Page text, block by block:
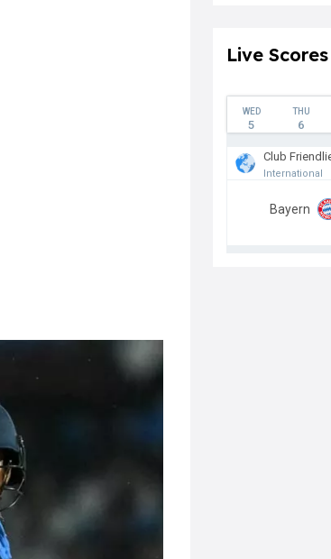
Live Scores
WED
5
THU
6
Club
International
Bayern